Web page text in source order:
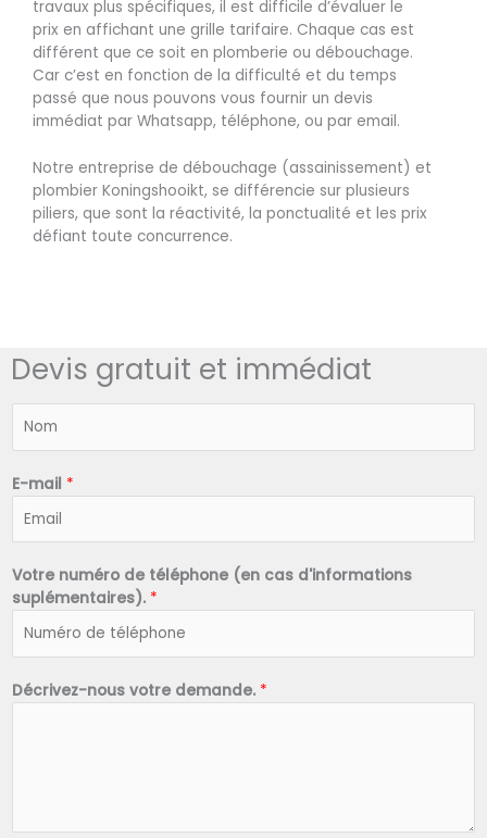
travaux plus spécifiques, il est difficile d’évaluer le
prix en affichant une grille tarifaire. Chaque cas est
différent que ce soit en plomberie ou débouchage.
Car c’est en fonction de la difficulté et du temps
passé que nous pouvons vous fournir un devis
immédiat par Whatsapp, téléphone, ou par email.
Notre entreprise de débouchage (assainissement) et
plombier Koningshooikt, se différencie sur plusieurs
piliers, que sont la réactivité, la ponctualité et les prix
défiant toute concurrence.
Devis gratuit et immédiat
*
E-mail *
Votre numéro de téléphone (en cas d'informations
suplémentaires). *
Décrivez-nous votre demande. *